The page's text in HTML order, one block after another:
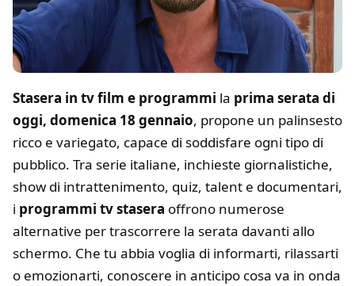
Stasera in tv film e programmi la prima serata di
oggi, domenica 18 gennaio, propone un palinsesto
ricco e variegato, capace di soddisfare ogni tipo di
pubblico. Tra serie italiane, inchieste giornalistiche,
show di intrattenimento, quiz, talent e documentari,
i programmi tv stasera offrono numerose
alternative per trascorrere la serata davanti allo
schermo. Che tu abbia voglia di informarti, rilassarti
o emozionarti, conoscere in anticipo cosa va in onda